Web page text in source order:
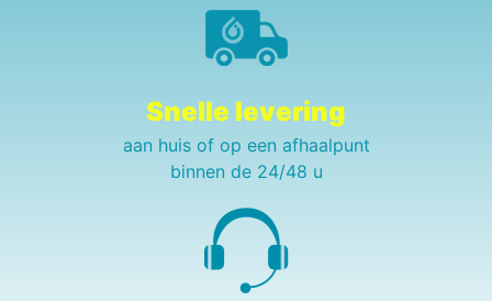
Snelle levering
aan huis of op een afhaalpunt
binnen de 24/48 u